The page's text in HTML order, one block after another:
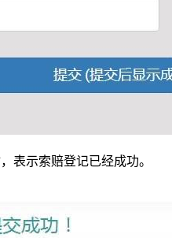
表示索赔登记已经成功。